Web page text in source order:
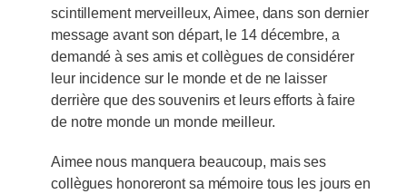
scintillement merveilleux, Aimee, dans son dernier
message avant son départ, le 14 décembre, a
demandé à ses amis et collègues de considérer
leur incidence sur le monde et de ne laisser
derrière que des souvenirs et leurs efforts à faire
de notre monde un monde meilleur.
Aimee nous manquera beaucoup, mais ses
collègues honoreront sa mémoire tous les jours en